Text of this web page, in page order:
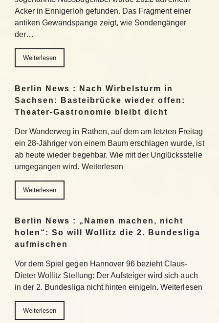
Acker in Ennigerloh gefunden. Das Fragment einer
antiken Gewandspange zeigt, wie Sondengänger
der…
Weiterlesen
Berlin News : Nach Wirbelsturm in
Sachsen: Basteibrücke wieder offen:
Theater-Gastronomie bleibt dicht
Der Wanderweg in Rathen, auf dem am letzten Freitag
ein 28-Jähriger von einem Baum erschlagen wurde, ist
ab heute wieder begehbar. Wie mit der Unglücksstelle
umgegangen wird. Weiterlesen
Weiterlesen
Berlin News : „Namen machen, nicht
holen“: So will Wollitz die 2. Bundesliga
aufmischen
Vor dem Spiel gegen Hannover 96 bezieht Claus-
Dieter Wollitz Stellung: Der Aufsteiger wird sich auch
in der 2. Bundesliga nicht hinten einigeln. Weiterlesen
Weiterlesen